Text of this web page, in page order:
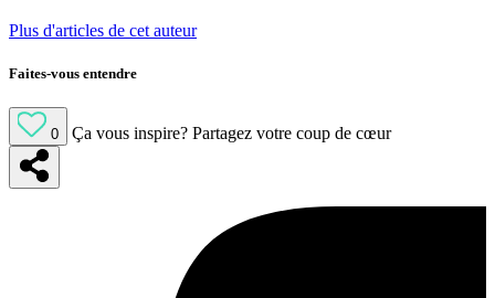
Plus d'articles de cet auteur
Faites-vous entendre
0 Ça vous inspire? Partagez votre coup de cœur